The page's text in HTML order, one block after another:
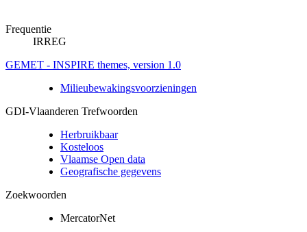
Frequentie
IRREG
GEMET - INSPIRE themes, version 1.0
Milieubewakingsvoorzieningen
GDI-Vlaanderen Trefwoorden
Herbruikbaar
Kosteloos
Vlaamse Open data
Geografische gegevens
Zoekwoorden
MercatorNet